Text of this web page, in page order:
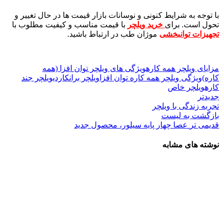
با توجه به شرایط کنونی و نوسانات بازار قیمت ها در حال تغییر و
تحول است. برای خرید ویلچر با قیمت مناسب و کیفیت مطلوب با
تجهیزات توانبخشی موژان طب در ارتباط باشید.
مزایای ویلچر همه کارهویژگی های ویلچر توان افزا (همه
کاره)ویژگی ویلچر همه کاره توان افزا ویلچر برانکاردیویلچر جند
کارهویلچر خاص
جدیدتر
تجربه زندگی با ویلچر
بازگشت به لیست
قدیمی تر
عصا چهار پایه سیلور، محصول جدید
نوشته های مشابه